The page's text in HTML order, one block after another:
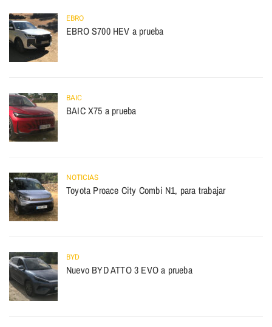
EBRO
EBRO S700 HEV a prueba
BAIC
BAIC X75 a prueba
NOTICIAS
Toyota Proace City Combi N1, para trabajar
BYD
Nuevo BYD ATTO 3 EVO a prueba